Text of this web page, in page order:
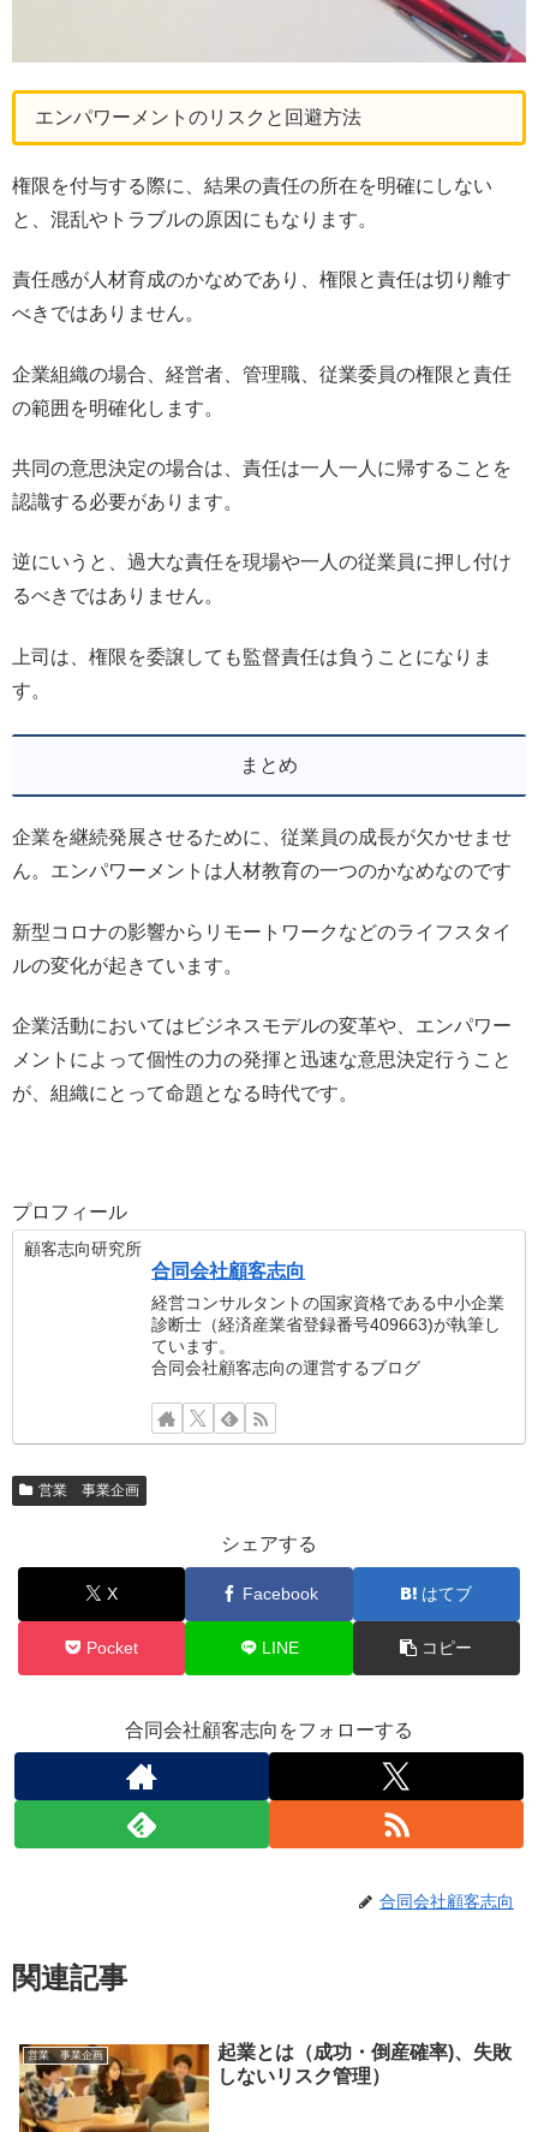
エンパワーメントのリスクと回避方法
権限を付与する際に、結果の責任の所在を明確にしない
と、混乱やトラブルの原因にもなります。
責任感が人材育成のかなめであり、権限と責任は切り離す
べきではありません。
企業組織の場合、経営者、管理職、従業委員の権限と責任
の範囲を明確化します。
共同の意思決定の場合は、責任は一人一人に帰することを
認識する必要があります。
逆にいうと、過大な責任を現場や一人の従業員に押し付け
るべきではありません。
上司は、権限を委譲しても監督責任は負うことになりま
す。
まとめ
企業を継続発展させるために、従業員の成長が欠かせませ
ん。エンパワーメントは人材教育の一つのかなめなのです
新型コロナの影響からリモートワークなどのライフスタイ
ルの変化が起きています。
企業活動においてはビジネスモデルの変革や、エンパワー
メントによって個性の力の発揮と迅速な意思決定行うこと
が、組織にとって命題となる時代です。
プロフィール
顧客志向研究所
合同会社顧客志向
経営コンサルタントの国家資格である中小企業
診断士（経済産業省登録番号409663)が執筆し
ています。
合同会社顧客志向の運営するブログ
営業 事業企画
シェアする
X Facebook はてブ
Pocket LINE コピー
合同会社顧客志向をフォローする
合同会社顧客志向
関連記事
営業 事業企画
起業とは（成功・倒産確率)、失敗
しないリスク管理）